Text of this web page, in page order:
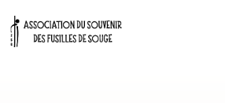
au
contenu